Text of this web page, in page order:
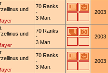
und
70 Ranks
-
3 Man.
2003
und
70 Ranks
-
3 Man.
2003
und
70 Ranks
-
3 Man.
2003